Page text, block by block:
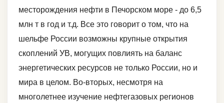
месторождения нефти в Печорском море - до 6,5
млн т в год и т.д. Все это говорит о том, что на
шельфе России возможны крупные открытия
скоплений УВ, могущих повлиять на баланс
энергетических ресурсов не только России, но и
мира в целом. Во-вторых, несмотря на
многолетнее изучение нефтегазовых регионов